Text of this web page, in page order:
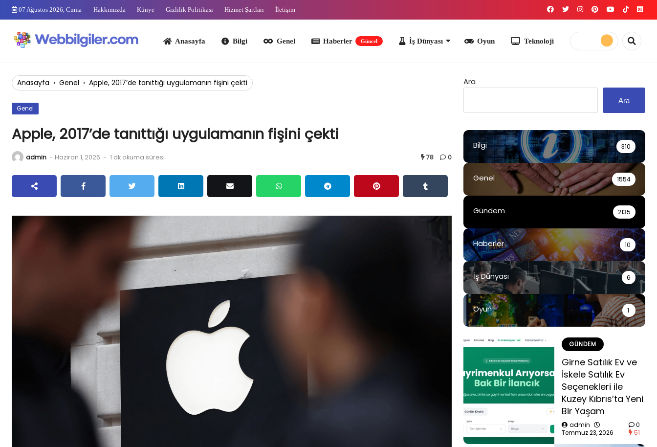
Skip
07 Ağustos 2026, Cuma Hakkımızda Künye Gizlilik Politikası Hizmet Şartları İletişim
Anasayfa Bilgi Genel Haberler İş Dünyası Teknoloji
Anasayfa › Genel › Apple, 2017’de tanıttığı uygulamanın fişini çekti
Genel
Apple, 2017’de tanıttığı uygulamanın fişini çekti
admin - Haziran 1, 2026 - 1 dk okuma süresi 78 0
Ara
Ara
Bilgi 310
Genel 1554
Gündem 2135
Haberler 10
İş Dünyası 6
Oyun 1
GÜNDEM
Girne Satılık Ev ve
İskele Satılık Ev
Seçenekleri ile
Kuzey Kıbrıs’ta Yeni
Bir Yaşam
admin
Temmuz 23, 2026
0
51